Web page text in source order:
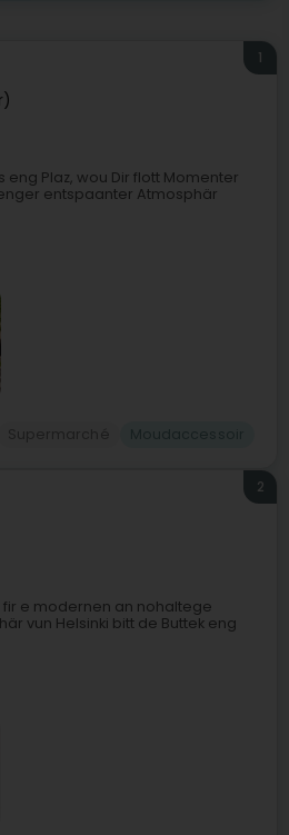
1
Plaz, wou Dir flott Momenter
entspaanter Atmosphär
2
fir e modernen an nohaltege
vun Helsinki bitt de Buttek eng